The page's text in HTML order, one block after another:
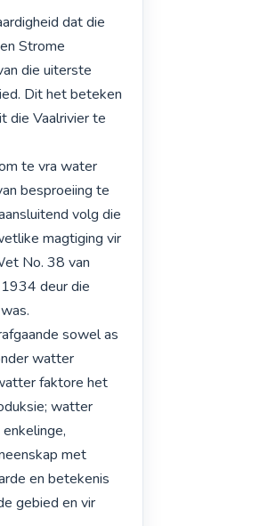
Strome
die uiterste
Dit het beteken
die Vaalrivier te
besproeiing te
volg die
magtiging vir
No. 38 van
deur die
sowel as
watter
faktore het
watter
met
en betekenis
gebied en vir